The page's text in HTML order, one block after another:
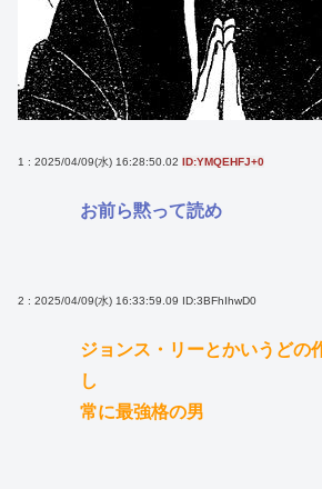
1 : 2025/04/09(水) 16:28:50.02 ID:YMQEHFJ+0
お前ら黙って読め
2 : 2025/04/09(水) 16:33:59.09 ID:3BFhIhwD0
ジョンス・リーとかいうどの
し
常に最強格の男